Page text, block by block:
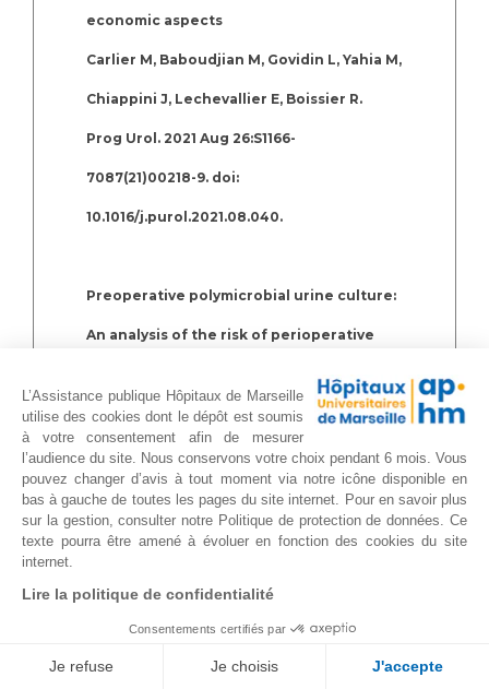
economic aspects
Carlier M, Baboudjian M, Govidin L, Yahia M,
Chiappini J, Lechevallier E, Boissier R.
Prog Urol. 2021 Aug 26:S1166-
7087(21)00218-9. doi:
10.1016/j.purol.2021.08.040.
Preoperative polymicrobial urine culture:
An analysis of the risk of perioperative
Breuleux C, Gondran-Tellier B, Guerin V,
McManus R, Pauly V, Lechevallier E,
Albanese J, Baboudjian M.
Prog Urol. 2021 Sep 30:S1166-
L’Assistance publique Hôpitaux de Marseille
utilise des cookies dont le dépôt est soumis
à votre consentement afin de mesurer
l’audience du site. Nous conservons votre choix pendant 6 mois. Vous
pouvez changer d’avis à tout moment via notre icône disponible en
bas à gauche de toutes les pages du site internet. Pour en savoir plus
sur la gestion, consulter notre Politique de protection de données. Ce
texte pourra être amené à évoluer en fonction des cookies du site
internet.
Lire la politique de confidentialité
Consentements certifiés par
Je refuse Je choisis J'accepte